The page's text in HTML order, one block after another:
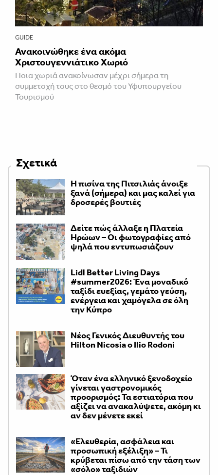
GUIDE
Ανακοινώθηκε ένα ακόμα
Χριστουγεννιάτικο Χωριό
Ποια χωριά ανακοίνωσαν μέχρι σήμερα τη
συμμετοχή τους στο θεσμό του Υφυπουργείου
Τουρισμού
Σχετικά
Η πισίνα της Πιτσιλιάς άνοιξε
ξανά (σήμερα) και μας καλεί για
δροσερές βουτιές
Δείτε πώς άλλαξε η Πλατεία
Ηρώων – Οι φωτογραφίες από
ψηλά που εντυπωσιάζουν
Lidl Better Living Days
#summer2026: Ένα μοναδικό
ταξίδι ευεξίας, γεμάτο γεύση,
ενέργεια και χαμόγελα σε όλη
την Κύπρο
Νέος Γενικός Διευθυντής του
Hilton Nicosia ο Ilio Rodoni
Όταν ένα ελληνικό ξενοδοχείο
γίνεται γαστρονομικός
προορισμός: Τα εστιατόρια που
αξίζει να ανακαλύψετε, ακόμη κι
αν δεν μένετε εκεί
«Ελευθερία, ασφάλεια και
προσωπική εξέλιξη» – Τι
κρύβεται πίσω από την τάση των
«σόλο» ταξιδιών